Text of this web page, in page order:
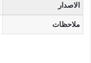
الاصدار
ملاحظات